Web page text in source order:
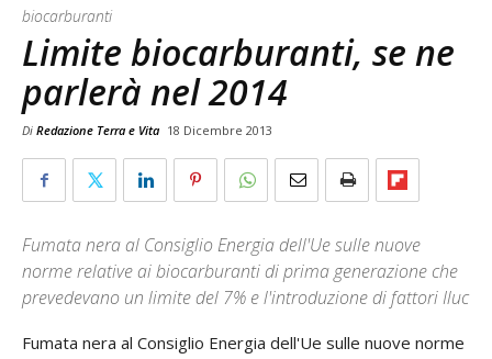
biocarburanti
Limite biocarburanti, se ne
parlerà nel 2014
Di Redazione Terra e Vita 18 Dicembre 2013
Fumata nera al Consiglio Energia dell'Ue sulle nuove
norme relative ai biocarburanti di prima generazione che
prevedevano un limite del 7% e l'introduzione di fattori Iluc
Fumata nera al Consiglio Energia dell'Ue sulle nuove norme